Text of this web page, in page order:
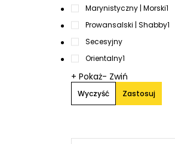
Marynistyczny | Morski1
Prowansalski | Shabby1
Secesyjny
Orientalny1
+ Pokaż- Zwiń
Wyczyść Zastosuj